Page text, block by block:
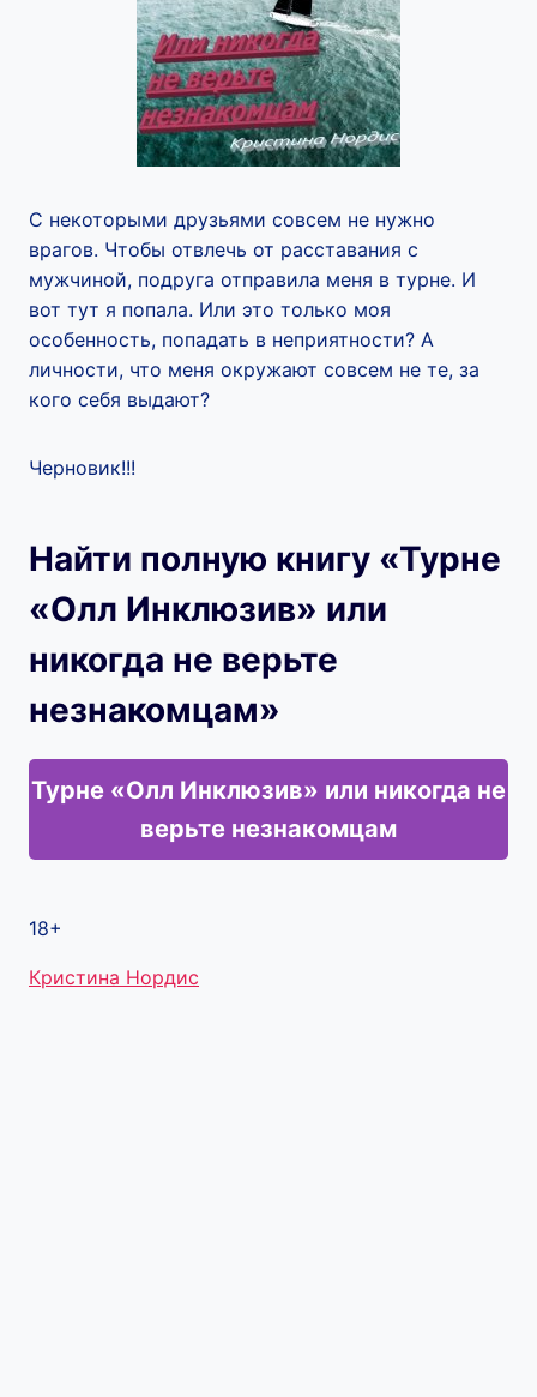
С некоторыми друзьями совсем не нужно
врагов. Чтобы отвлечь от расставания с
мужчиной, подруга отправила меня в турне. И
вот тут я попала. Или это только моя
особенность, попадать в неприятности? А
личности, что меня окружают совсем не те, за
кого себя выдают?
Черновик!!!
Найти полную книгу «Турне
«Олл Инклюзив» или
никогда не верьте
незнакомцам»
Турне «Олл Инклюзив» или никогда не
верьте незнакомцам
18+
Метки
Кристина Нордис